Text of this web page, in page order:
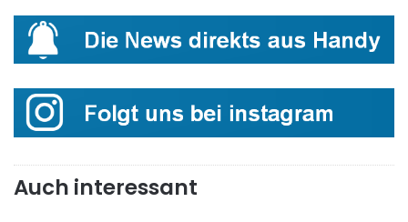
Auch interessant